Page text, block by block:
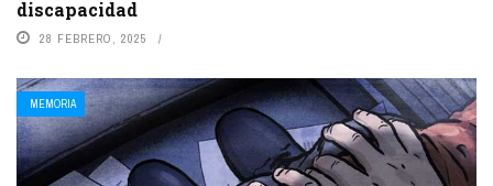
discapacidad
28 FEBRERO, 2025
MEMORIA